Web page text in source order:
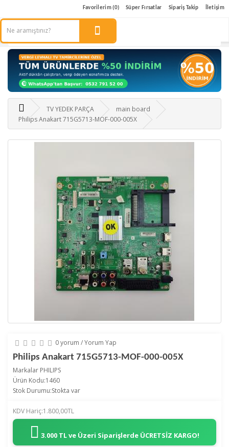
Favorilerim (0) Süper Fırsatlar Sipariş Takip İletişim
TV YEDEK PARÇA
main board
Philips Anakart 715G5713-MOF-000-005X
0 yorum /Yorum Yap
Philips Anakart 715G5713-MOF-000-005X
Markalar PHILIPS
Ürün Kodu:1460
Stok Durumu:Stokta var
KDV Hariç:1.800,00TL
3.000 TL ve Üzeri Siparişlerde ÜCRETSİZ KARGO!